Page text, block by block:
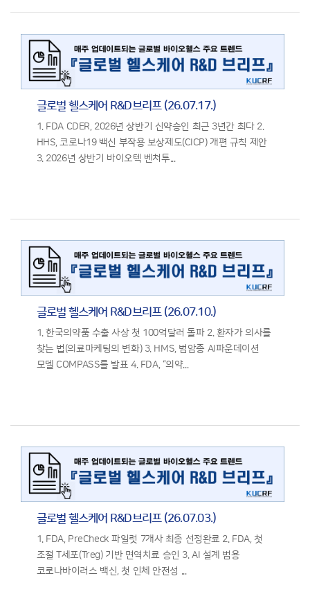
글로벌 헬스케어 R&D브리프 (26.07.17.)
1. FDA CDER, 2026년 상반기 신약승인 최근 3년간 최다 2.
HHS, 코로나19 백신 부작용 보상제도(CICP) 개편 규칙 제안
3. 2026년 상반기 바이오텍 벤처투...
글로벌 헬스케어 R&D브리프 (26.07.10.)
1. 한국의약품 수출 사상 첫 100억달러 돌파 2. 환자가 의사를
찾는 법(의료마케팅의 변화) 3. HMS, 범암종 AI파운데이션
모델 COMPASS를 발표 4. FDA, “의약...
글로벌 헬스케어 R&D브리프 (26.07.03.)
1. FDA, PreCheck 파일럿 7개사 최종 선정완료 2. FDA, 첫
조절 T세포(Treg) 기반 면역치료 승인 3. AI 설계 범용
코로나바이러스 백신, 첫 인체 안전성 ...